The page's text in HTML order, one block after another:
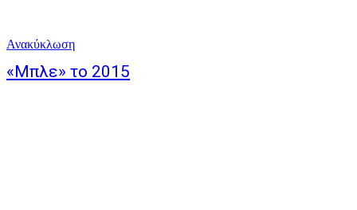
Ανακύκλωση
«Μπλε» το 2015